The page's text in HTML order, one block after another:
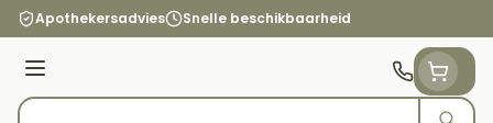
Ga naar de inhoud
Apothekersadvies Snelle beschikbaarheid
Menu